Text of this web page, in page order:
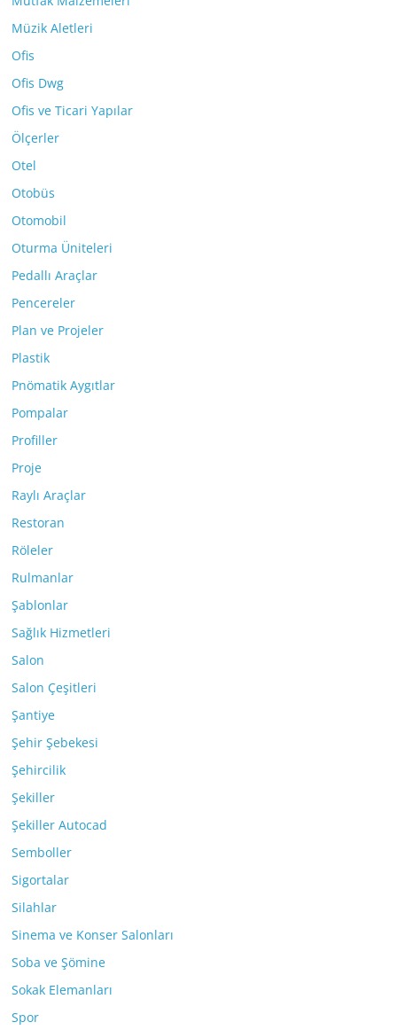
Müzik Aletleri
Ofis
Ofis Dwg
Ofis ve Ticari Yapılar
Ölçerler
Otel
Otobüs
Otomobil
Oturma Üniteleri
Pedallı Araçlar
Pencereler
Plan ve Projeler
Plastik
Pnömatik Aygıtlar
Pompalar
Profiller
Proje
Raylı Araçlar
Restoran
Röleler
Rulmanlar
Şablonlar
Sağlık Hizmetleri
Salon
Salon Çeşitleri
Şantiye
Şehir Şebekesi
Şehircilik
Şekiller
Şekiller Autocad
Semboller
Sigortalar
Silahlar
Sinema ve Konser Salonları
Soba ve Şömine
Sokak Elemanları
Spor